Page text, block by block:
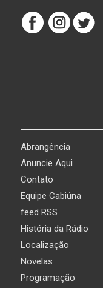
Abrangência
Anuncie Aqui
Contato
Equipe Cabiúna
feed RSS
História da Rádio
Localização
Novelas
Programação